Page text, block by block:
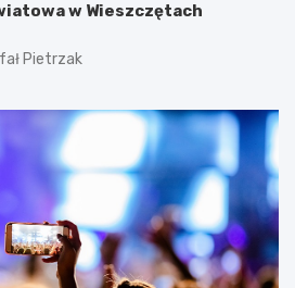
w Wieszczętach
Pietrzak